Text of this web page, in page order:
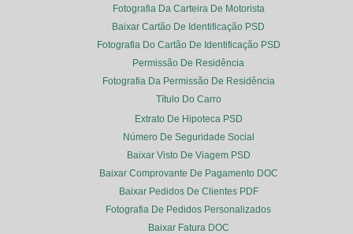
Fotografia Da Carteira De Motorista
Baixar Cartão De Identificação PSD
Fotografia Do Cartão De Identificação PSD
Permissão De Residência
Fotografia Da Permissão De Residência
Título Do Carro
Extrato De Hipoteca PSD
Número De Seguridade Social
Baixar Visto De Viagem PSD
Baixar Comprovante De Pagamento DOC
Baixar Pedidos De Clientes PDF
Fotografia De Pedidos Personalizados
Baixar Fatura DOC